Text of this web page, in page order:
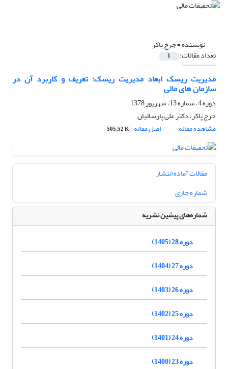
نویسنده =جرج پاکر
تعداد مقالات: 1
مدیریت ریسک ابعاد مدیریت ریسک: تعریف و کاربرد آن در
سازمان های مالی
دوره 4، شماره 13، شهریور 1378
جرج پاکر، دکتر علی پارسائیان
مشاهده مقاله
اصل مقاله 505.52 K
مقالات آماده انتشار
شماره جاری
شماره‌های پیشین نشریه
دوره 28 (1405)
دوره 27 (1404)
دوره 26 (1403)
دوره 25 (1402)
دوره 24 (1401)
دوره 23 (1400)